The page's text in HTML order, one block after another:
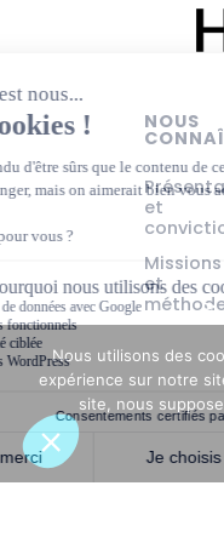
NOUS
et
Missions
et
Contact
Nous utilisons des
expérience sur notre
site, nous